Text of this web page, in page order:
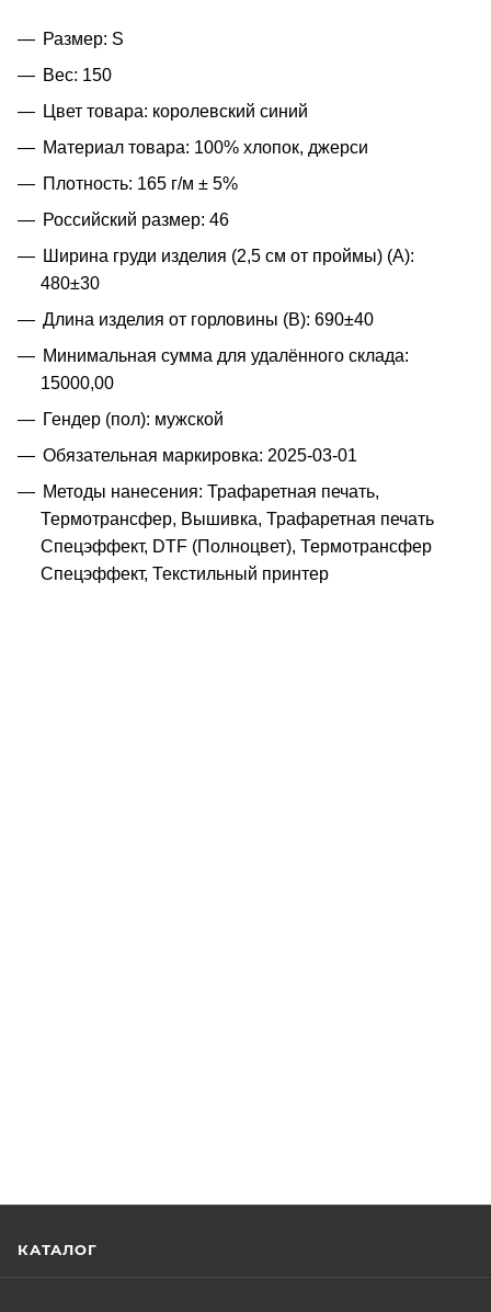
Размер: S
Вес: 150
Цвет товара: королевский синий
Материал товара: 100% хлопок, джерси
Плотность: 165 г/м ± 5%
Российский размер: 46
Ширина груди изделия (2,5 см от проймы) (A):
480±30
Длина изделия от горловины (B): 690±40
Минимальная сумма для удалённого склада:
15000,00
Гендер (пол): мужской
Обязательная маркировка: 2025-03-01
Методы нанесения: Трафаретная печать,
Термотрансфер, Вышивка, Трафаретная печать
Спецэффект, DTF (Полноцвет), Термотрансфер
Спецэффект, Текстильный принтер
КАТАЛОГ